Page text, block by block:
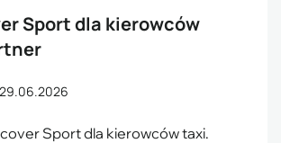
Sport dla kierowców
29.06.2026
Sport dla kierowców taxi.